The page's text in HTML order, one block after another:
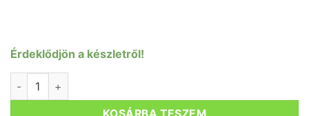
Érdeklődjön a készletről!
HÉZAGOLÓ SZETT 11/8" ACOR SZINES 3-5-8-10MM